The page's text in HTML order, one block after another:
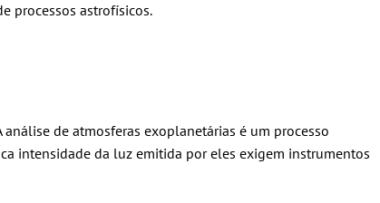
processos astrofísicos.
de atmosferas exoplanetárias é um processo
intensidade da luz emitida por eles exigem instrumentos